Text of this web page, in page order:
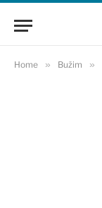
Home » Bužim »